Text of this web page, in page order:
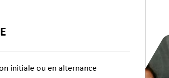
initiale ou en alternance